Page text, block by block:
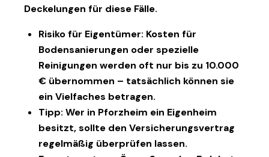
Deckelungen für diese Fälle.
Risiko für Eigentümer: Kosten für
Bodensanierungen oder spezielle
Reinigungen werden oft nur bis zu 10.000
€ übernommen – tatsächlich können sie
ein Vielfaches betragen.
Tipp: Wer in Pforzheim ein Eigenheim
besitzt, sollte den Versicherungsvertrag
regelmäßig überprüfen lassen.